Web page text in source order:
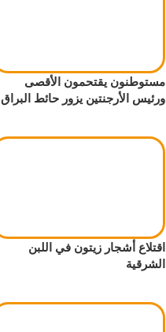
مستوطنون يقتحمون الأقصى
ورئيس الأرجنتين يزور حائط البراق
اقتلاع أشجار زيتون في اللبن
الشرقية